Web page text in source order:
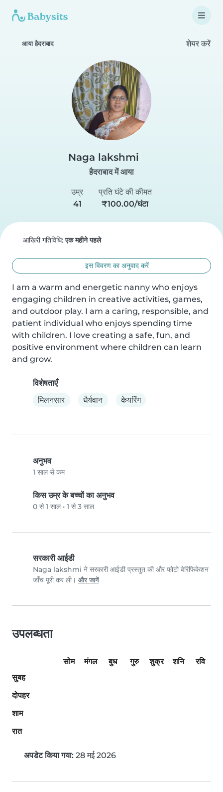
आया हैदराबाद शेयर करें
Naga lakshmi
हैदराबाद में आया
उम्र
41
प्रति घंटे की कीमत
₹100.00/घंटा
आखिरी गतिविधि:एक महीने पहले
इस विवरण का अनुवाद करें
I am a warm and energetic nanny who enjoys
engaging children in creative activities, games,
and outdoor play. I am a caring, responsible, and
patient individual who enjoys spending time
with children. I love creating a safe, fun, and
positive environment where children can learn
and grow.
विशेषताएँ
मिलनसार
धैर्यवान केयरिंग
अनुभव
1 साल से कम
किस उम्र के बच्चों का अनुभव
0 से 1 साल • 1 से 3 साल
सरकारी आईडी
Naga lakshmi ने सरकारी आईडी प्रस्तुत की और फोटो वेरिफिकेशन
जाँच पूरी कर ली। और जानें
उपलब्धता
सोम मंगल बुध गुरु शुक्र शनि
रवि
सुबह
दोपहर
शाम
रात
अपडेट किया गया: 28 मई 2026